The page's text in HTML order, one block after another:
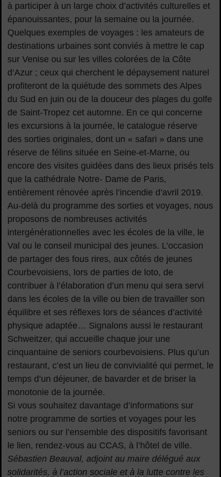
à participer à un large choix d’activités culturelles et
épanouissantes, pour la semaine ou la journée.
Quelques exemples de voyages : les amateurs de
destinations urbaines sont conviés à mettre le cap
sur Venise ou sur les villes colorées de la Côte
d’Azur ; ceux qui cherchent le dépaysement naturel
profiteront de la quiétude des sommets des Alpes
du Sud en juin ou de la douceur des plages du golfe
de Saint-Tropez cet automne. En ce qui concerne
les excursions à la journée, le catalogue réserve
des sorties originales, dont un « safari » dans une
réserve de félins située en Seine-et-Marne, ou
encore des visites guidées dans des lieux prisés tels
que la cathédrale Notre- Dame de Paris,
entièrement rénovée après l’incendie d’avril 2019.
Au-delà du programme des sorties et voyages, nous
proposons de nombreuses activités
intergénérationnelles avec les écoles de la ville, le
Val ou le conseil municipal des jeunes. L’occasion
de partager des fous rires, aux côtés de jeunes
Courbevoisiens, lors de parties de loto, de
contribuer à l’élaboration d’un menu qui sera servi
dans les écoles de la ville ou bien de travailler son
équilibre et ses réflexes lors de séances d’activité
physique adaptée… Signalons aussi le restaurant
Schweitzer, qui accueille chaque jour une
cinquantaine de seniors courbevoisiens. Plus qu’un
restaurant, c’est un lieu de convivialité qui permet, le
temps d’un déjeuner, de bavarder et de briser la
monotonie de la journée.
Si vous souhaitez davantage d’informations sur
notre programme de sorties et voyages pour les
seniors ou sur l’ensemble des dispositifs favorisant
le lien, rendez-vous au CCAS, à l’hôtel de ville.
Sébastien Beauval, adjoint au maire délégué aux
solidarités, à l’action sociale et à la lutte contre les